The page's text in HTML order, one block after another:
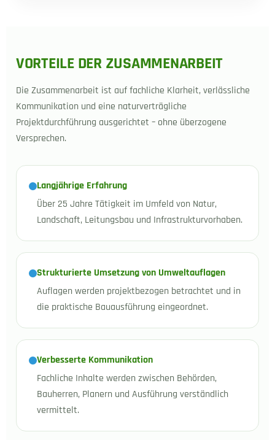
VORTEILE DER ZUSAMMENARBEIT
Die Zusammenarbeit ist auf fachliche Klarheit, verlässliche
Kommunikation und eine naturverträgliche
Projektdurchführung ausgerichtet – ohne überzogene
Versprechen.
Langjährige Erfahrung
Über 25 Jahre Tätigkeit im Umfeld von Natur,
Landschaft, Leitungsbau und Infrastrukturvorhaben.
Strukturierte Umsetzung von Umweltauflagen
Auflagen werden projektbezogen betrachtet und in
die praktische Bauausführung eingeordnet.
Verbesserte Kommunikation
Fachliche Inhalte werden zwischen Behörden,
Bauherren, Planern und Ausführung verständlich
vermittelt.